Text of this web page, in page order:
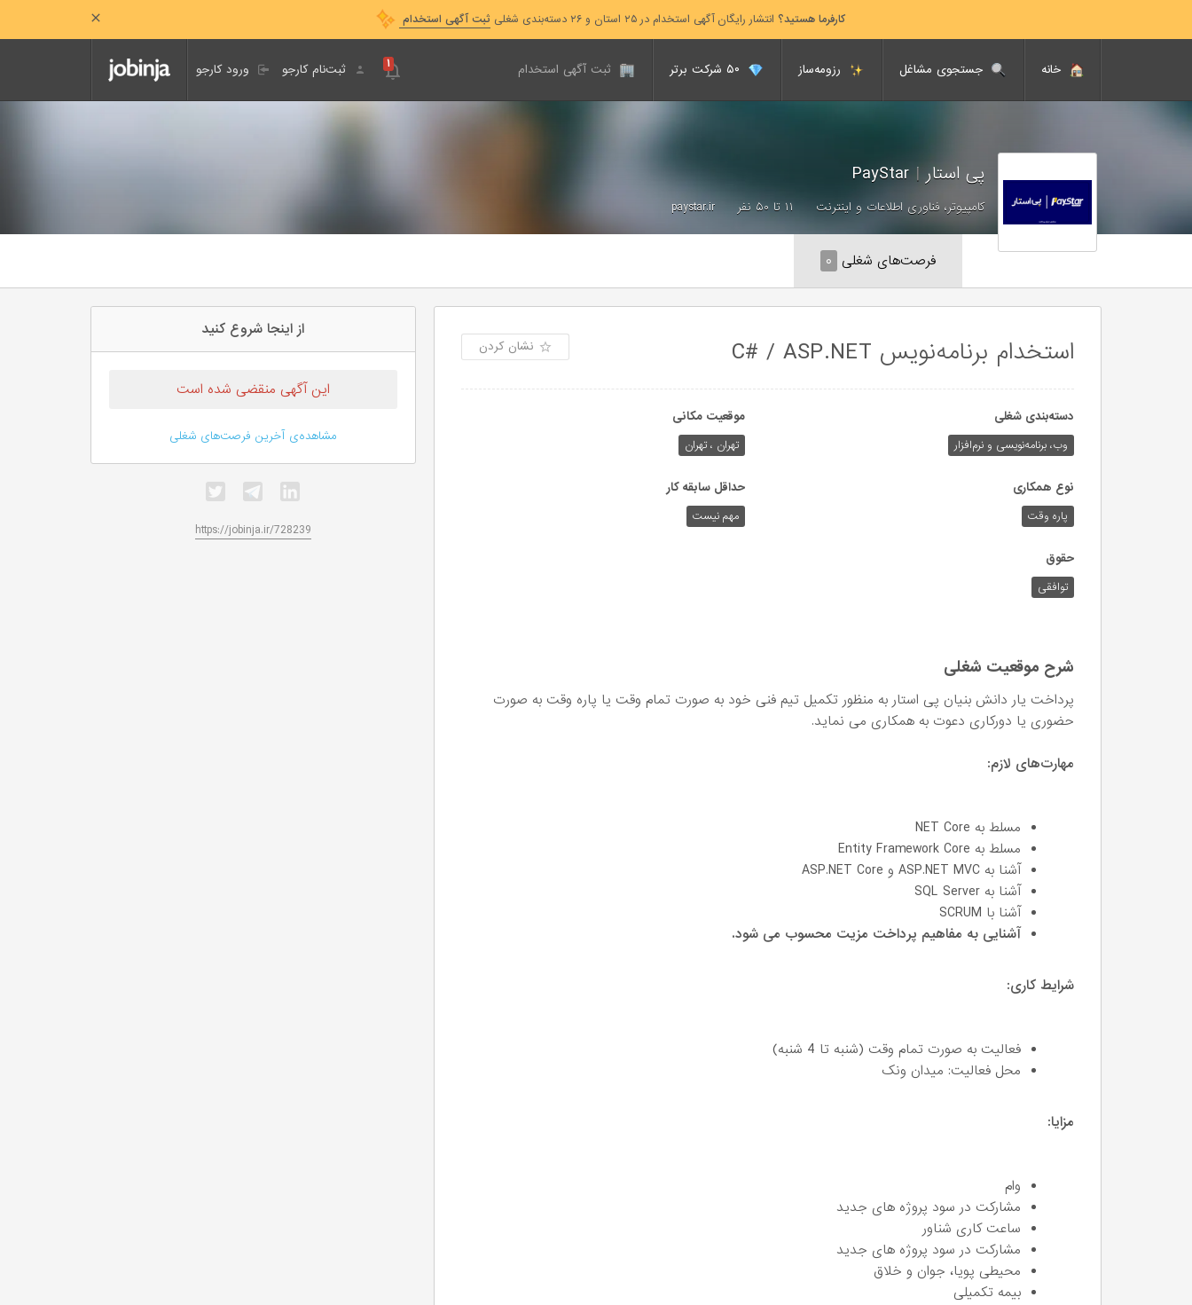
کارفرما هستید؟ انتشار رایگان آگهی استخدام در ۲۵ استان و ۲۶ دسته‌بندی شغلی ثبت آگهی استخدام
خانه جستجوی مشاغل رزومه‌ساز ثبت آگهی استخدام ورود کارجو ثبت‌نام کارجو ۱
پی استار |
کامپیوتر، فناوری اطلاعات و اینترنت ۱۱ تا ۵۰ نفر paystar.ir
فرصت‌های شغلی ۰
استخدام برنامه‌نویس C# / ASP.NET نشان کردن
دسته‌بندی شغلی
وب،‌ برنامه‌نویسی و نرم‌افزار
موقعیت مکانی
تهران ، تهران
نوع همکاری
پاره وقت
حداقل سابقه کار
مهم نیست
حقوق
توافقی
شرح موقعیت شغلی
پرداخت یار دانش بنیان پی استار به منظور تکمیل تیم فنی خود به صورت تمام وقت یا پاره وقت به صورت
حضوری یا دورکاری دعوت به همکاری می نماید.
مهارت‌های لازم:
مسلط به NET Core
مسلط به Entity Framework Core
آشنا به ASP.NET MVC و ASP.NET Core
آشنا به SQL Server
آشنا با SCRUM
آشنایی به مفاهیم پرداخت مزیت محسوب می شود.
شرایط کاری:
فعالیت به صورت تمام وقت (شنبه تا 4 شنبه)
محل فعالیت: میدان ونک
مزایا:
وام
مشارکت در سود پروژه های جدید
ساعت کاری شناور
مشارکت در سود پروژه های جدید
محیطی پویا، جوان و خلاق
بیمه تکمیلی
از اینجا شروع کنید
این آگهی منقضی شده است
مشاهده‌ی آخرین فرصت‌های شغلی
https://jobinja.ir/728239